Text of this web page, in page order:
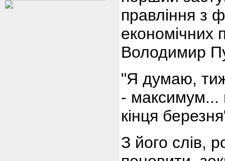
правління з
економічних
Володимир
"Я думаю,
-
кінця
З його слів,